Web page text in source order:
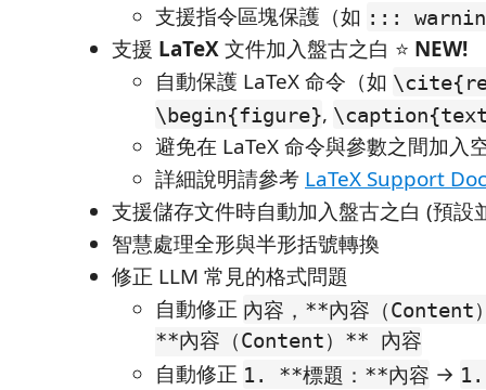
支援指令區塊保護（如 :::
支援 LaTeX文件加入盤古之白 ⭐ NEW!
自動保護 LaTeX 命令（如
\begin{figure},
避免在 LaTeX 命令與參數之間加入
詳細說明請參考 LaTeX Support
支援儲存文件時自動加入盤古之白 (預設
智慧處理全形與半形括號轉換
修正 LLM 常見的格式問題
自動修正 內容，**內容（Content
**內容（Content）** 內容
自動修正 1. **標題：**內容 →